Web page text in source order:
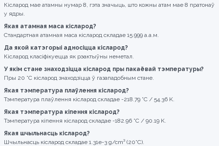
Кісларод мае атамны нумар 8, гэта значыць, што кожны атам мае 8 пратонаў
у ядры.
Якая атамная маса кісларод?
Стандартная атамная маса кісларод складае 15.999 а.а.м.
Да якой катэгорыі адносіцца кісларод?
Кісларод класіфікуецца як рэактыўны неметал.
У якім стане знаходзіцца кісларод пры пакаёвай тэмпературы?
Пры 20 °C кісларод знаходзіцца ў газападобным стане.
Якая тэмпература плаўлення кісларод?
Тэмпература плаўлення кісларод складае -218.79 °C / 54.36 K.
Якая тэмпература кіпення кісларод?
Тэмпература кіпення кісларод складае -182.96 °C / 90.19 K.
Якая шчыльнасць кісларод?
Шчыльнасць кісларод складае 1.31e-3 g/cm³ (20°C).